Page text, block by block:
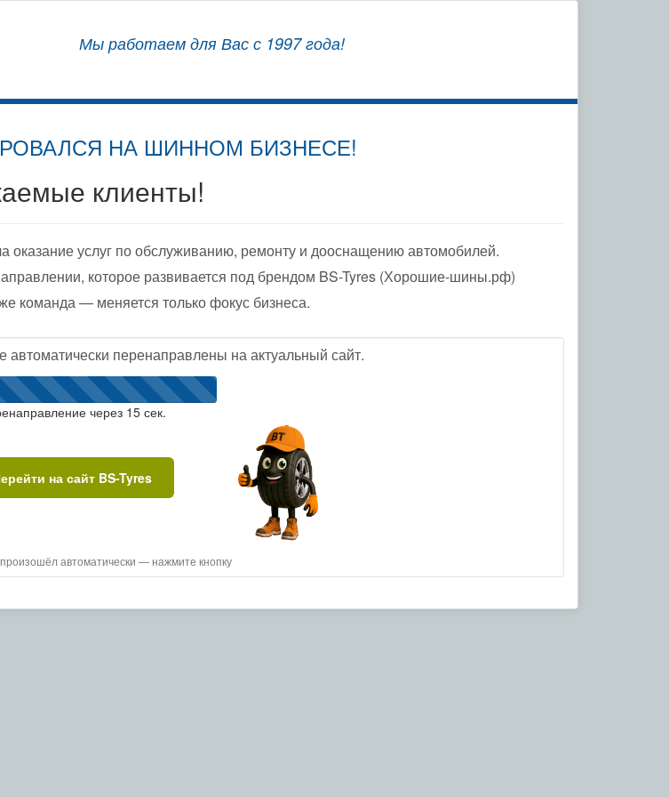
Мы работаем для Вас с 1997 года!
НА ШИННОМ БИЗНЕСЕ!
клиенты!
оказание услуг по обслуживанию, ремонту и дооснащению автомобилей.
которое развивается под брендом BS-Tyres (Хорошие-шины.рф)
команда — меняется только фокус бизнеса.
автоматически перенаправлены на актуальный сайт.
через 15сек.
на сайт BS-Tyres
автоматически — нажмите кнопку